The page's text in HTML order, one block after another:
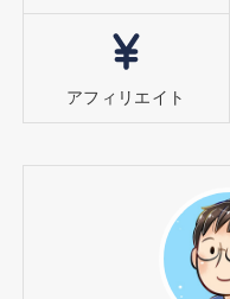
アフィリエイト